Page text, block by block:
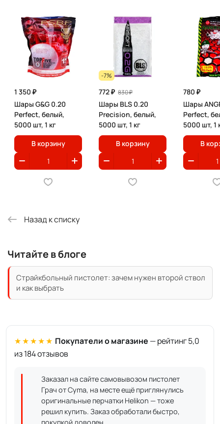
1 350 ₽
Шары G&G 0.20
Perfect, белый,
5000 шт, 1 кг
В корзину
-7%
772 ₽ 830 ₽
Шары BLS 0.20
Precision, белый,
5000 шт, 1 кг
В корзину
780 ₽
Шары
Perfect,
5000 шт, 1
В
Назад к списку
Читайте в блоге
Страйкбольный пистолет: зачем нужен второй ствол
и как выбрать
★★★★★ Покупатели о магазине — рейтинг 5,0
из 184 отзывов
Заказал на сайте самовывозом пистолет
Грач от Cyma, на месте ещё приглянулись
оригинальные перчатки Helikon — тоже
решил купить. Заказ обработали быстро,